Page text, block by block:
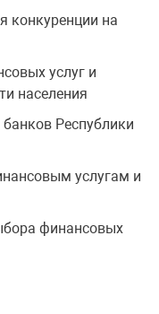
конкуренции на
услуг и
населения
Республики
услугам и
финансовых